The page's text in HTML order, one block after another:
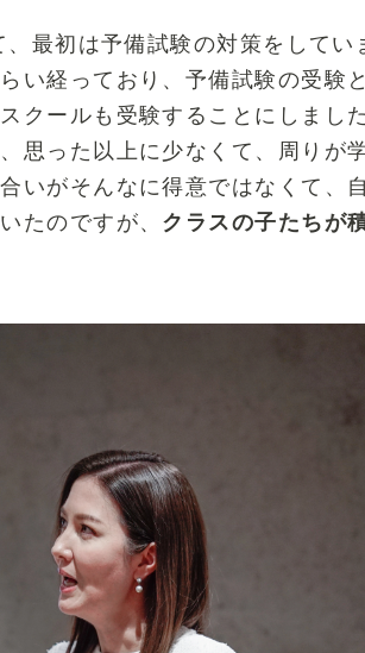
最初は予備試験の対策をしてい
い経っており、予備試験の受験
クールも受験することにしまし
思った以上に少なくて、周りが
いがそんなに得意ではなくて、
たのですが、 クラスの子たちが